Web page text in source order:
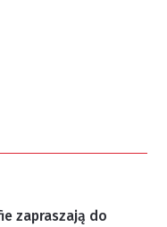
zapraszają do